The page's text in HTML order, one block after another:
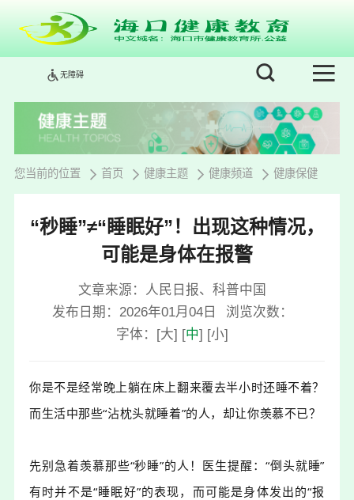
无障碍
您当前的位置 首页 健康主题 健康频道 健康保健
“秒睡”≠“睡眠好”！出现这种情况，
可能是身体在报警
文章来源：人民日报、科普中国
发布日期：2026年01月04日
浏览次数：
字体： [大] [中] [小]
你是不是经常晚上躺在床上翻来覆去半小时还睡不着？
而生活中那些“沾枕头就睡着”的人，却让你羡慕不已？
先别急着羡慕那些“秒睡”的人 ！ 医生提醒： “倒头就睡”
有时并不是“睡眠好”的表现，而可能是身体发出的“报